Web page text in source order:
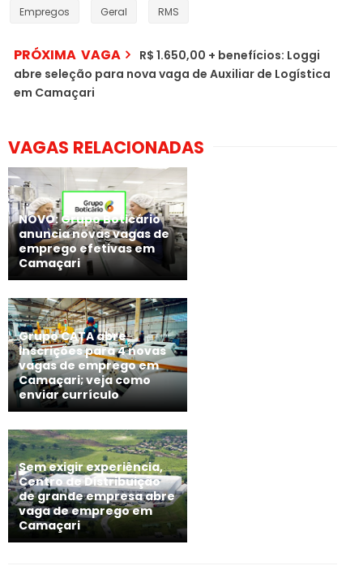
Empregos Geral RMS
PRÓXIMA VAGA
R$ 1.650,00 + benefícios: Loggi
abre seleção para nova vaga de Auxiliar de Logística
em Camaçari
VAGAS RELACIONADAS
NOVO: Grupo Boticário
anuncia novas vagas de
emprego efetivas em
Camaçari
Grupo CATA abre
inscrições para 4 novas
vagas de emprego em
Camaçari; veja como
enviar currículo
Sem exigir experiência,
Centro de Distribuição
de grande empresa abre
vaga de emprego em
Camaçari